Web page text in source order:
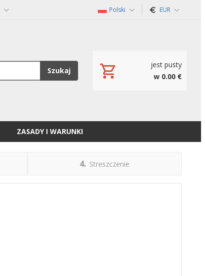
Polski EUR
Szukaj
jest pusty
w 0.00 €
ZASADY I WARUNKI
4 Streszczenie